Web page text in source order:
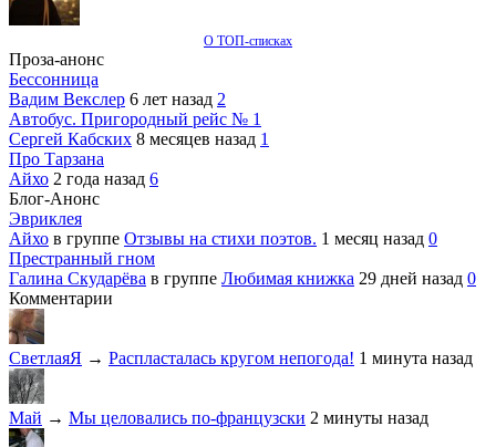
О ТОП-списках
Проза-анонс
Бессонница
Вадим Векслер 6 лет назад 2
Автобус. Пригородный рейс № 1
Сергей Кабских 8 месяцев назад 1
Про Тарзана
Айхо 2 года назад 6
Блог-Анонс
Эвриклея
Айхо в группе Отзывы на стихи поэтов. 1 месяц назад 0
Престранный гном
Галина Скударёва в группе Любимая книжка 29 дней назад 0
Комментарии
СветлаяЯ → Распласталась кругом непогода! 1 минута назад
Май → Мы целовались по-французски 2 минуты назад